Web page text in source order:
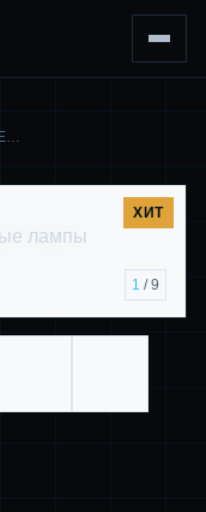
ХИТ
1 / 9